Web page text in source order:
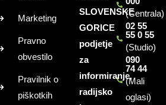
Marketing
Pravno
obvestilo
Pravilnik o
piškotkih
SLOVENSKE
GORICE
podjetje
za
informiranje,
radijsko
(Centrala)
02 55
55 0 55
(Studio)
090
74 44
(Mali
oglasi)